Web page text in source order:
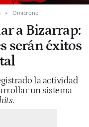
Omicrono
a Bizarrap:
serán éxitos
la actividad
un sistema
hits.